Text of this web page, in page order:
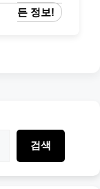
든 정보!
검색